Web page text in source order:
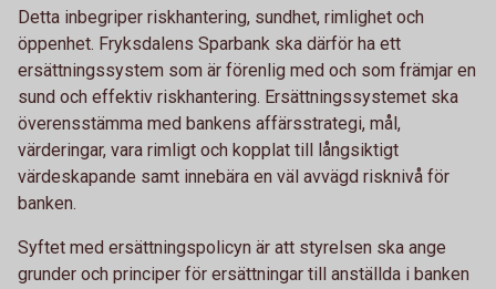
Detta inbegriper riskhantering, sundhet, rimlighet och
öppenhet. Fryksdalens Sparbank ska därför ha ett
ersättningssystem som är förenlig med och som främjar en
sund och effektiv riskhantering. Ersättningssystemet ska
överensstämma med bankens affärsstrategi, mål,
värderingar, vara rimligt och kopplat till långsiktigt
värdeskapande samt innebära en väl avvägd risknivå för
banken.
Syftet med ersättningspolicyn är att styrelsen ska ange
grunder och principer för ersättningar till anställda i banken